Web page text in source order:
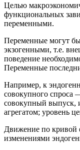
Целью
функциональных
переменными.
Переменные могут
экзогенными, т.е.
поведение
Переменные
Например, к
совокупного спроса
совокупный выпуск,
агрегатом; уровень
Движение по кривой
изменениями